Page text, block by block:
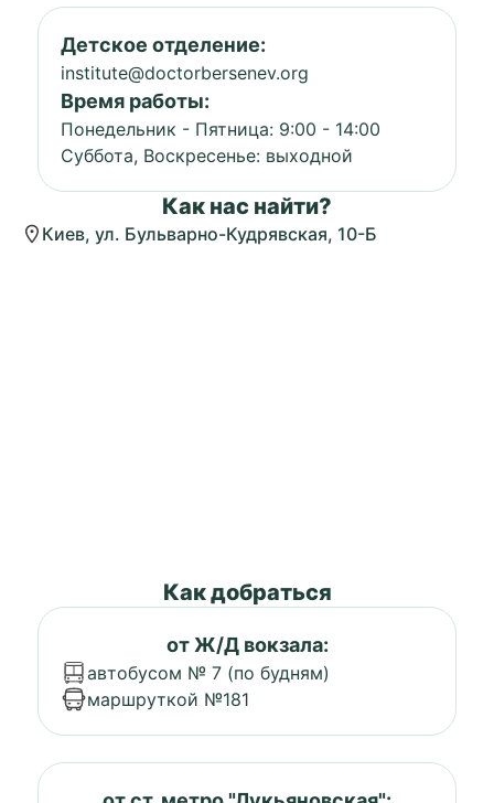
Детское отделение:
institute@doctorbersenev.org
Время работы:
Понедельник - Пятница: 9:00 - 14:00
Суббота, Воскресенье: выходной
Как нас найти?
Киев, ул. Бульварно-Кудрявская, 10-Б
Как добраться
от Ж/Д вокзала:
автобусом № 7 (по будням)
маршруткой №181